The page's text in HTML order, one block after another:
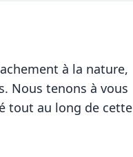
à la nature,
Nous tenons à vous
tout au long de cette